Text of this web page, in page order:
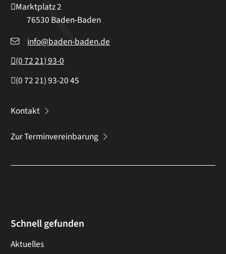
Marktplatz 2
76530 Baden-Baden
info@baden-baden.de
(07221) 93-0
(07221) 93-2045
Kontakt
Zur Terminvereinbarung
Schnell gefunden
Aktuelles